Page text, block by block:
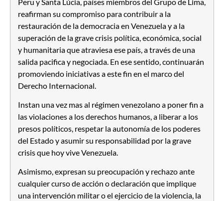
reafirman su compromiso para contribuir a la
restauración de la democracia en Venezuela y a la
superación de la grave crisis política, económica, social
y humanitaria que atraviesa ese país, a través de una
salida pacifica y negociada. En ese sentido, continuarán
promoviendo iniciativas a este fin en el marco del
Derecho Internacional.
Instan una vez mas al régimen venezolano a poner fin a
las violaciones a los derechos humanos, a liberar a los
presos políticos, respetar la autonomía de los poderes
del Estado y asumir su responsabilidad por la grave
crisis que hoy vive Venezuela.
Asimismo, expresan su preocupación y rechazo ante
cualquier curso de acción o declaración que implique
una intervención militar o el ejercicio de la violencia, la